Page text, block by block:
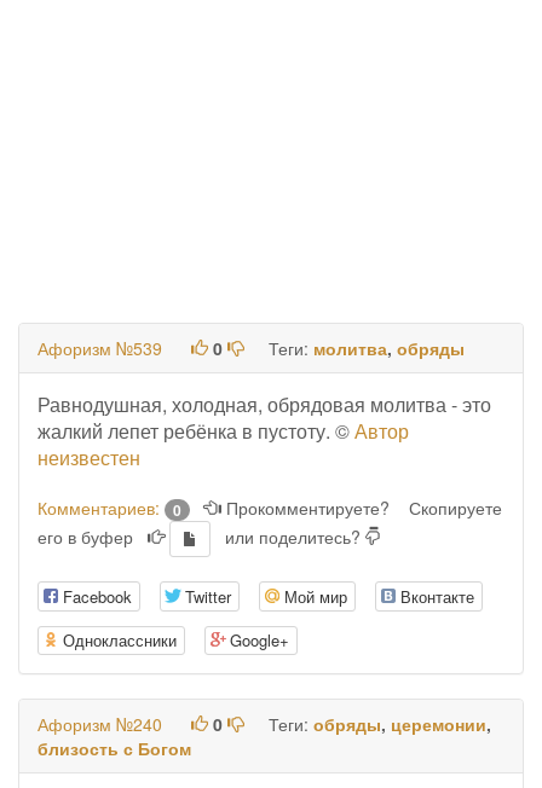
Афоризм №539 0 Теги: молитва, обряды
Равнодушная, холодная, обрядовая молитва - это
жалкий лепет ребёнка в пустоту. ©Автор
неизвестен
Комментариев: 0 Прокомментируете?
Скопируете
его в буфер
или поделитесь?
Facebook Twitter Мой мир
Вконтакте
Одноклассники
Google+
Афоризм №240 0 Теги: обряды, церемонии,
близость с Богом